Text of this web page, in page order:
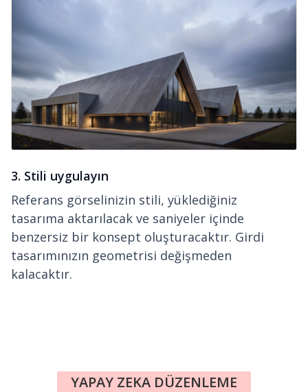
3. Stili uygulayın
Referans görselinizin stili, yüklediğiniz
tasarıma aktarılacak ve saniyeler içinde
benzersiz bir konsept oluşturacaktır. Girdi
tasarımınızın geometrisi değişmeden
kalacaktır.
YAPAY ZEKA DÜZENLEME